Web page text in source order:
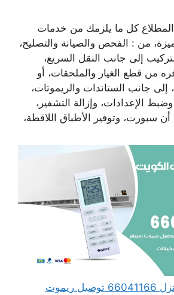
كل ما يلزمك من خدمات
من : الفحص والصيانة والتصليح،
إلى جانب النقل السريع،
من قطع الغيار والملحقات، أو
إلى جانب الستاندات والريموتات،
الإعدادات، وإزالة التشفير،
سبورت، وتوفير الأطباق اللاقطة،
توصيل ريموت للمنزل 66041166 توصيل ريموت